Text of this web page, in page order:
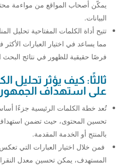
يمكّن أصحاب المواقع من مواءمة
البيانات.
تتيح أداة الكلمات المفتاحية تحليل
مما يساعد في اختيار العبارات الأكثر
فرصًا حقيقية للظهور في نتائج البحث
ثالثًا: كيف يؤثر تحليل
على استهداف
تُعد خطة الكلمات الرئيسية جزءًا
تحسين المحتوى، حيث تضمن استهداف
بالمنتج أو الخدمة المقدمة.
فمن خلال اختيار العبارات التي
المستهدف، يمكن تحسين معدل